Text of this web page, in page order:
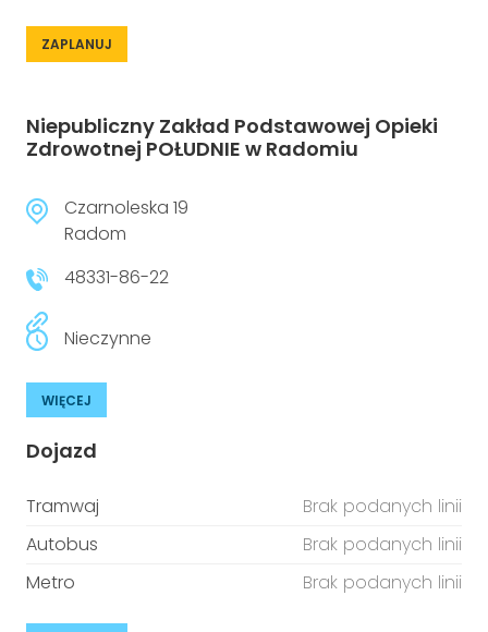
ZAPLANUJ
Niepubliczny Zakład Podstawowej Opieki
Zdrowotnej POŁUDNIE w Radomiu
Czarnoleska 19
Radom
48331-86-22
Nieczynne
WIĘCEJ
Dojazd
Tramwaj
Brak podanych linii
Autobus
Brak podanych linii
Metro
Brak podanych linii